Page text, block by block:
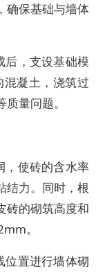
确保基础与墙体
后，支设基础模
凝土，浇筑过
量问题。
，使砖的含水率
结力。同时，根
砖的砌筑高度和
。
位置进行墙体砌